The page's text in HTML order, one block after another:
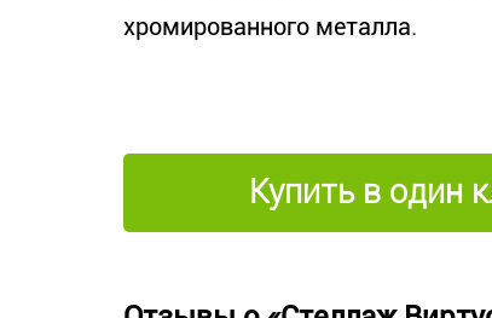
хромированного металла.
Купить в один